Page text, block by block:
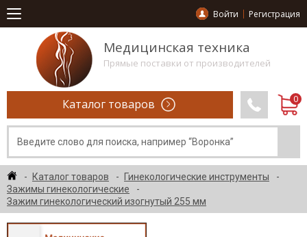
Войти Регистрация
Медицинская техника
Прямые поставки от производителей
Каталог товаров
Каталог товаров
Гинекологические инструменты
Зажимы гинекологические
Зажим гинекологический изогнутый 255 мм